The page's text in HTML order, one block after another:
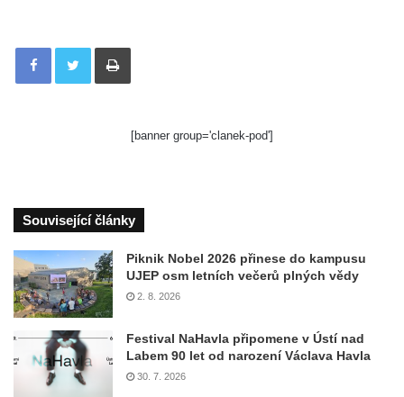
Tisknout
[banner group='clanek-pod']
Související články
Piknik Nobel 2026 přinese do kampusu
UJEP osm letních večerů plných vědy
2. 8. 2026
Festival NaHavla připomene v Ústí nad
Labem 90 let od narození Václava Havla
30. 7. 2026